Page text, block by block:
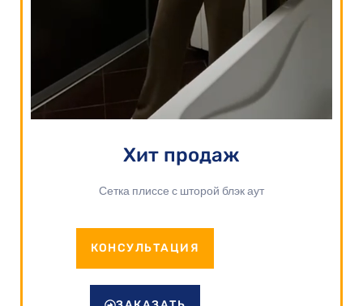
Хит продаж
Сетка плиссе с шторой блэк аут
КОНСУЛЬТАЦИЯ